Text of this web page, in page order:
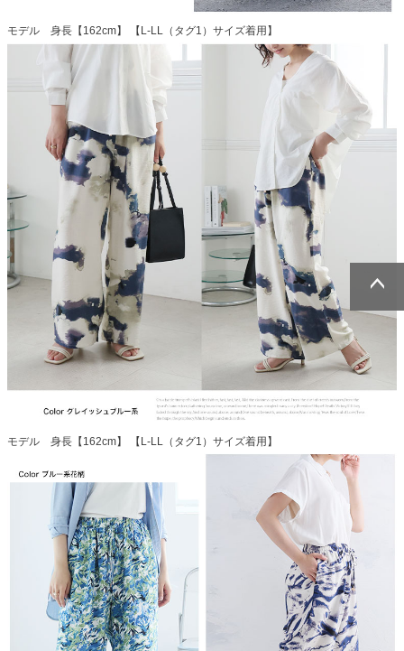
モデル 身長【162cm】 【L-LL（タグ1）サイズ着用】
モデル 身長【162cm】 【L-LL（タグ1）サイズ着用】
ページトッ
プへ
ページトッ
プへ